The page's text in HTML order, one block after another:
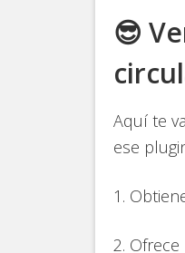
😎
Aquí te
ese
1.
2.